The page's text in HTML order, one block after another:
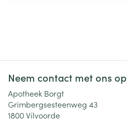
Neem contact met ons op
Apotheek Borgt
Grimbergsesteenweg 43
1800Vilvoorde